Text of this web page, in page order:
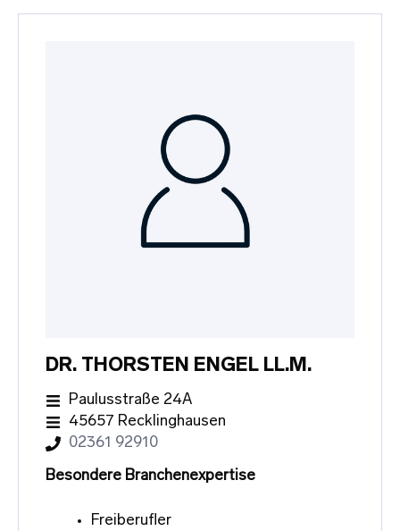
DR. THORSTEN ENGEL LL.M.
Paulusstraße 24A
45657 Recklinghausen
02361 92910
Besondere Branchenexpertise
Freiberufler